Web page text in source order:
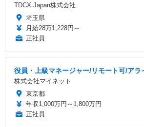
TDCX Japan株式会社
埼玉県
月給28万1,228円～
正社員
役員・上級マネージャー/リモート可/ア
株式会社マイネット
東京都
年収1,000万円～1,800万円
正社員